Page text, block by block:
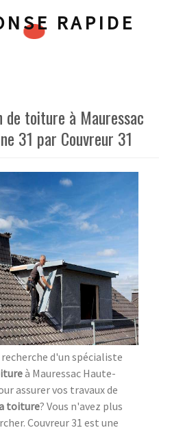
RAPIDE
de toiture à Mauressac
31 par Couvreur 31
recherche d'un spécialiste
à Mauressac Haute-
assurer vos travaux de
toiture? Vous n'avez plus
Couvreur 31 est une